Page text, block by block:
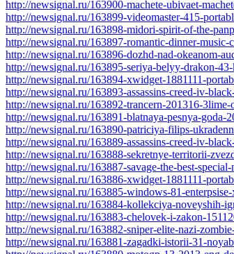
http://newsignal.ru/163900-machete-ubivaet-
http://newsignal.ru/163899-videomaster-415-
http://newsignal.ru/163898-midori-spirit-of-the-
http://newsignal.ru/163897-romantic-dinner-
http://newsignal.ru/163896-dozhd-nad-okeanom-
http://newsignal.ru/163895-seriya-belyy-drakon-
http://newsignal.ru/163894-xwidget-1881111-
http://newsignal.ru/163893-assassins-creed-iv-
http://newsignal.ru/163892-trancern-201316-
http://newsignal.ru/163891-blatnaya-pesnya-goda-
http://newsignal.ru/163890-patriciya-filips-
http://newsignal.ru/163889-assassins-creed-iv-
http://newsignal.ru/163888-sekretnye-territorii-
http://newsignal.ru/163887-savage-the-best-
http://newsignal.ru/163886-xwidget-1881111-
http://newsignal.ru/163885-windows-81-
http://newsignal.ru/163884-kollekciya-noveyshih-
http://newsignal.ru/163883-chelovek-i-zakon-
http://newsignal.ru/163882-sniper-elite-nazi-
http://newsignal.ru/163881-zagadki-istorii-31-